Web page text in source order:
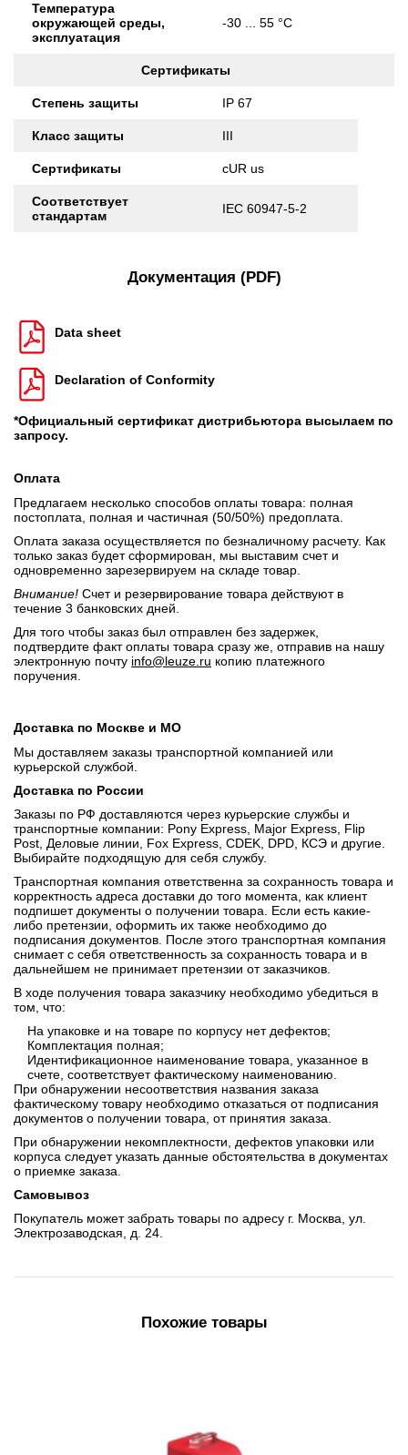
Температура
окружающей среды,
эксплуатация
-30 ... 55 °C
Сертификаты
Степень защиты IP 67
Класс защиты III
Сертификаты cUR us
Соответствует
стандартам
IEC 60947-5-2
Документация (PDF)
Data sheet
Declaration of Conformity
*Официальный сертификат дистрибьютора высылаем по
запросу.
Оплата
Предлагаем несколько способов оплаты товара: полная
постоплата, полная и частичная (50/50%) предоплата.
Оплата заказа осуществляется по безналичному расчету. Как
только заказ будет сформирован, мы выставим счет и
одновременно зарезервируем на складе товар.
Внимание! Счет и резервирование товара действуют в
течение 3 банковских дней.
Для того чтобы заказ был отправлен без задержек,
подтвердите факт оплаты товара сразу же, отправив на нашу
электронную почту info@leuze.ru копию платежного
поручения.
Доставка по Москве и МО
Мы доставляем заказы транспортной компанией или
курьерской службой.
Доставка по России
Заказы по РФ доставляются через курьерские службы и
транспортные компании: Pony Express, Major Express, Flip
Post, Деловые линии, Fox Express, CDEK, DPD, КСЭ и другие.
Выбирайте подходящую для себя службу.
Транспортная компания ответственна за сохранность товара и
корректность адреса доставки до того момента, как клиент
подпишет документы о получении товара. Если есть какие-
либо претензии, оформить их также необходимо до
подписания документов. После этого транспортная компания
снимает с себя ответственность за сохранность товара и в
дальнейшем не принимает претензии от заказчиков.
В ходе получения товара заказчику необходимо убедиться в
том, что:
На упаковке и на товаре по корпусу нет дефектов;
Комплектация полная;
Идентификационное наименование товара, указанное в
счете, соответствует фактическому наименованию.
При обнаружении несоответствия названия заказа
фактическому товару необходимо отказаться от подписания
документов о получении товара, от принятия заказа.
При обнаружении некомплектности, дефектов упаковки или
корпуса следует указать данные обстоятельства в документах
о приемке заказа.
Самовывоз
Покупатель может забрать товары по адресу г. Москва, ул.
Электрозаводская, д. 24.
Похожие товары